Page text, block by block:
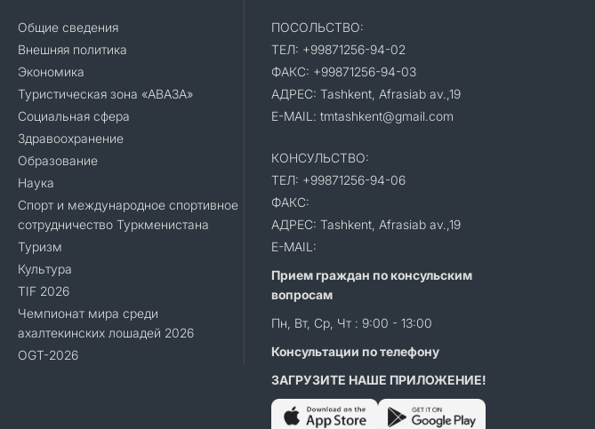
Общие сведения
Внешняя политика
Экономика
Туристическая зона «АВАЗА»
Социальная сфера
Здравоохранение
Образование
Наука
Спорт и международное спортивное
сотрудничество Туркменистана
Туризм
Культура
TIF 2026
Чемпионат мира среди
ахалтекинских лошадей 2026
OGT-2026
ПОСОЛЬСТВО:
ТЕЛ: +99871256-94-02
ФАКС: +99871256-94-03
АДРЕС: Tashkent, Afrasiab av.,19
E-MAIL: tmtashkent@gmail.com
КОНСУЛЬСТВО:
ТЕЛ: +99871256-94-06
ФАКС:
АДРЕС: Tashkent, Afrasiab av.,19
E-MAIL:
Прием граждан по консульским
вопросам
Пн, Вт, Ср, Чт : 9:00 - 13:00
Консультации по телефону
ЗАГРУЗИТЕ НАШЕ ПРИЛОЖЕНИЕ!